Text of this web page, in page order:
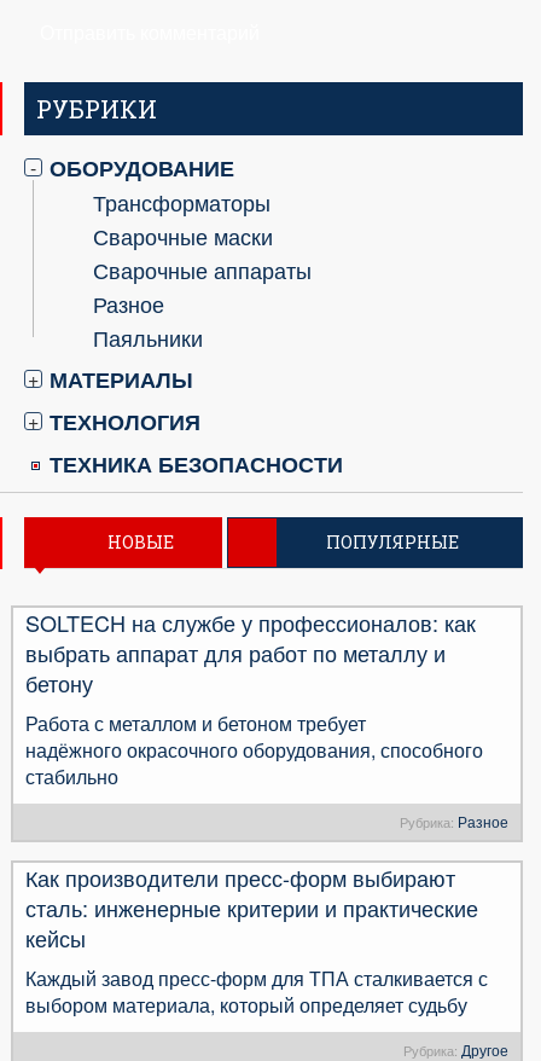
РУБРИКИ
- ОБОРУДОВАНИЕ
Трансформаторы
Сварочные маски
Сварочные аппараты
Разное
Паяльники
+ МАТЕРИАЛЫ
+ ТЕХНОЛОГИЯ
ТЕХНИКА БЕЗОПАСНОСТИ
НОВЫЕ ПОПУЛЯРНЫЕ
SOLTECH на службе у профессионалов: как
выбрать аппарат для работ по металлу и
бетону
Работа с металлом и бетоном требует
надёжного окрасочного оборудования, способного
стабильно
Рубрика: Разное
Как производители пресс-форм выбирают
сталь: инженерные критерии и практические
кейсы
Каждый завод пресс-форм для ТПА сталкивается с
выбором материала, который определяет судьбу
Рубрика: Другое